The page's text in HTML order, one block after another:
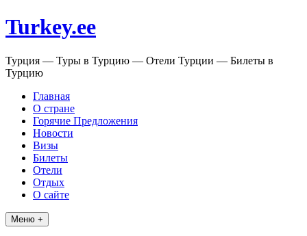
Перейти
к
Turkey.ee
Турция — Туры в Турцию — Отели Турции — Билеты в
Турцию
Главная
О стране
Горячие Предложения
Новости
Визы
Билеты
Отели
Отдых
О сайте
Меню +